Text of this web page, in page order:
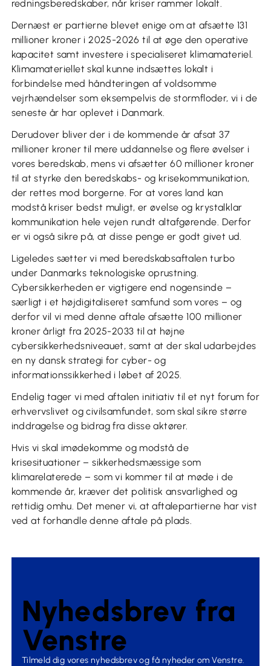
redningsberedskaber, når kriser rammer lokalt.
Dernæst er partierne blevet enige om at afsætte 131
millioner kroner i 2025-2026 til at øge den operative
kapacitet samt investere i specialiseret klimamateriel.
Klimamateriellet skal kunne indsættes lokalt i
forbindelse med håndteringen af voldsomme
vejrhændelser som eksempelvis de stormfloder, vi i de
seneste år har oplevet i Danmark.
Derudover bliver der i de kommende år afsat 37
millioner kroner til mere uddannelse og flere øvelser i
vores beredskab, mens vi afsætter 60 millioner kroner
til at styrke den beredskabs- og krisekommunikation,
der rettes mod borgerne. For at vores land kan
modstå kriser bedst muligt, er øvelse og krystalklar
kommunikation hele vejen rundt altafgørende. Derfor
er vi også sikre på, at disse penge er godt givet ud.
Ligeledes sætter vi med beredskabsaftalen turbo
under Danmarks teknologiske oprustning.
Cybersikkerheden er vigtigere end nogensinde –
særligt i et højdigitaliseret samfund som vores – og
derfor vil vi med denne aftale afsætte 100 millioner
kroner årligt fra 2025-2033 til at højne
cybersikkerhedsniveauet, samt at der skal udarbejdes
en ny dansk strategi for cyber- og
informationssikkerhed i løbet af 2025.
Endelig tager vi med aftalen initiativ til et nyt forum for
erhvervslivet og civilsamfundet, som skal sikre større
inddragelse og bidrag fra disse aktører.
Hvis vi skal imødekomme og modstå de
krisesituationer – sikkerhedsmæssige som
klimarelaterede – som vi kommer til at møde i de
kommende år, kræver det politisk ansvarlighed og
rettidig omhu. Det mener vi, at aftalepartierne har vist
ved at forhandle denne aftale på plads.
Nyhedsbrev fra
Venstre
Tilmeld dig vores nyhedsbrev og få nyheder om Venstre.